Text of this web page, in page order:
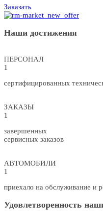
Заказать
Наши достижения
ПЕРСОНАЛ
1
сертифицированных
ЗАКАЗЫ
1
завершенных
сервисных заказов
АВТОМОБИЛИ
1
приехало на обслуживание и
Удовлетворенность